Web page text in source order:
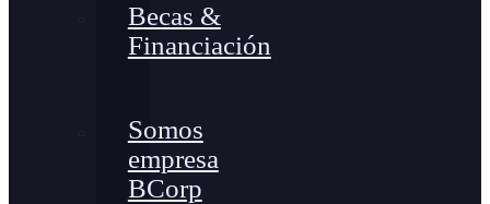
Becas &
Financiación
Somos
empresa
BCorp